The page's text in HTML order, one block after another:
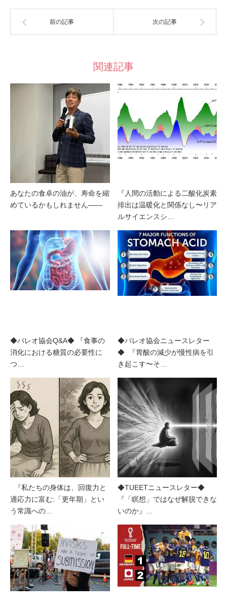
前の記事 次の記事
関連記事
あなたの食卓の油が、寿命を縮
めているかもしれません――
『人間の活動による二酸化炭素
排出は温暖化と関係なし〜リア
ルサイエンスシ…
◆パレオ協会Q&A◆ 『食事の
消化における糖質の必要性に
つ…
◆パレオ協会ニュースレター
◆ 『胃酸の減少が慢性病を引
き起こす〜そ…
『私たちの身体は、回復力と
適応力に富む:「更年期」とい
う常識への…
◆TUEETニュースレター◆
『「瞑想」ではなぜ解脱できな
いのか』…